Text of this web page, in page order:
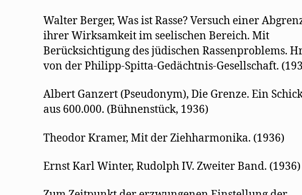
Walter Berger, Was ist Rasse? Versuch einer
ihrer Wirksamkeit im seelischen Bereich. Mit
Berücksichtigung des jüdischen Rassenproblems.
von der Philipp-Spitta-Gedächtnis-Gesellschaft.
Albert Ganzert (Pseudonym), Die Grenze. Ein
aus 600.000. (Bühnenstück, 1936)
Theodor Kramer, Mit der Ziehharmonika. (1936)
Ernst Karl Winter, Rudolph IV. Zweiter Band. (1936)